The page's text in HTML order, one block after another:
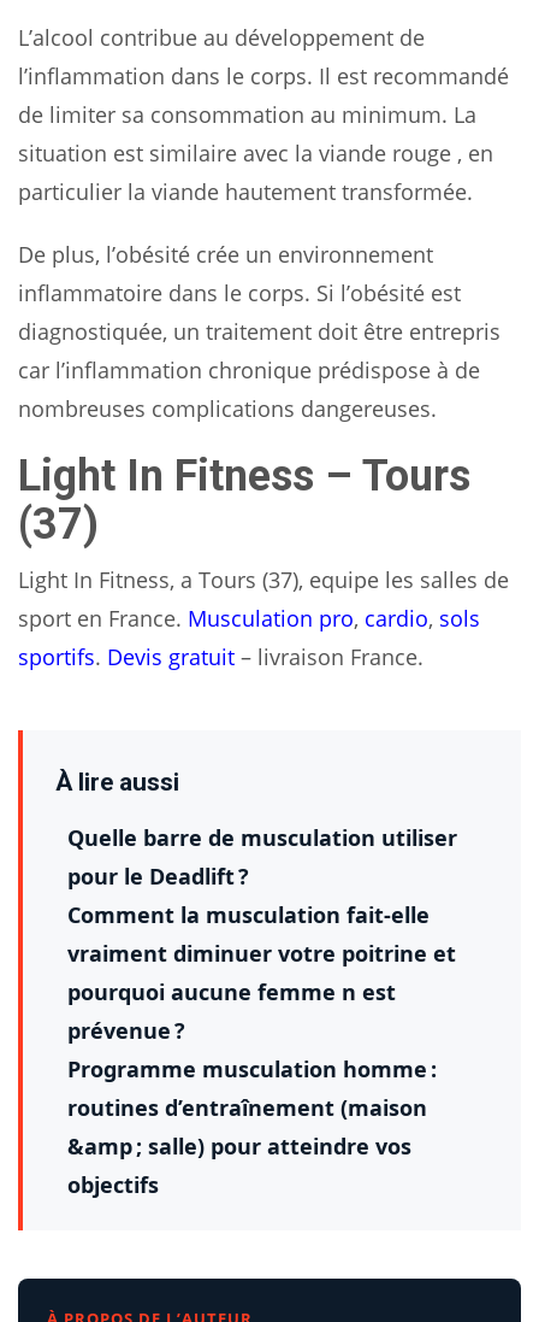
L’alcool contribue au développement de
l’inflammation dans le corps. Il est recommandé
de limiter sa consommation au minimum. La
situation est similaire avec la viande rouge , en
particulier la viande hautement transformée.
De plus, l’obésité crée un environnement
inflammatoire dans le corps. Si l’obésité est
diagnostiquée, un traitement doit être entrepris
car l’inflammation chronique prédispose à de
nombreuses complications dangereuses.
Light In Fitness – Tours
(37)
Light In Fitness, a Tours (37), equipe les salles de
sport en France. Musculation pro, cardio, sols
sportifs. Devis gratuit – livraison France.
À lire aussi
Quelle barre de musculation utiliser
pour le Deadlift ?
Comment la musculation fait-elle
vraiment diminuer votre poitrine et
pourquoi aucune femme n est
prévenue ?
Programme musculation homme :
routines d’entraînement (maison
&amp ; salle) pour atteindre vos
objectifs